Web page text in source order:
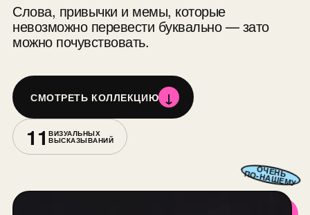
Слова, привычки и мемы, которые
невозможно перевести буквально — зато
можно почувствовать.
СМОТРЕТЬ КОЛЛЕКЦИЮ ↓
11 ВИЗУАЛЬНЫХ
ВЫСКАЗЫВАНИЙ
ОЧЕНЬ
ПО-НАШЕМУ